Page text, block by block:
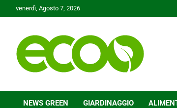
to
venerdì, Agosto 7, 2026
Ecoo.it
NEWS GREEN GIARDINAGGIO